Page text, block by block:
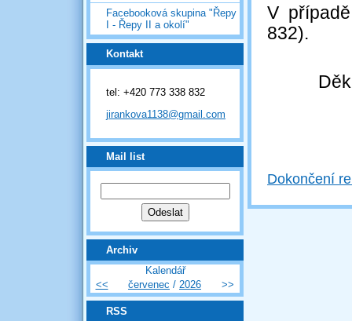
Facebooková skupina "Řepy
I - Řepy II a okolí"
Kontakt
tel: +420 773 338 832
jirankova1138@gmail.com
Mail list
Archiv
Kalendář
<<
červenec / 2026 >>
RSS
V
832).
Dokončení